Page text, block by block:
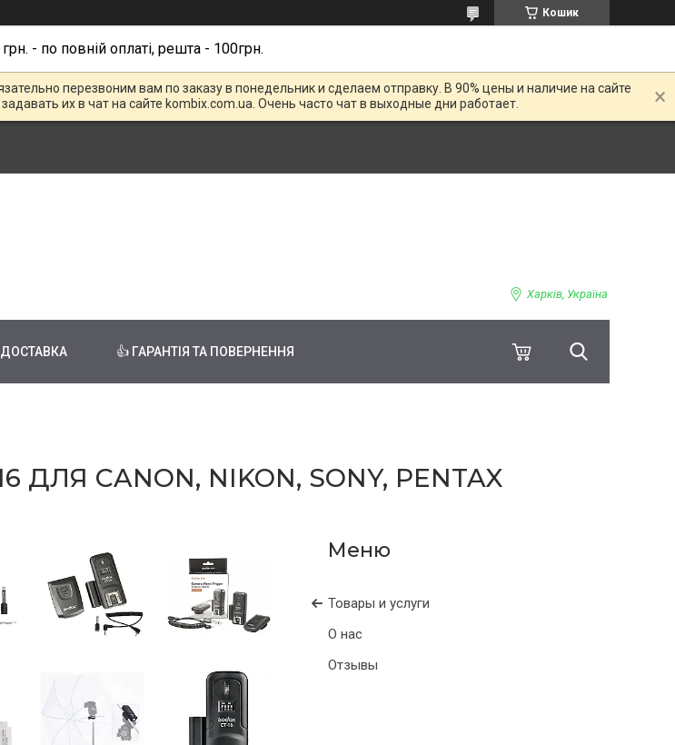
Кошик
- по повній оплаті, решта - 100грн.
перезвоним вам по заказу в понедельник и сделаем отправку. В 90% цены и наличие на сайте
их в чат на сайте kombix.com.ua. Очень часто чат в выходные дни работает.
Харків, Україна
ДОСТАВКА 👍 ГАРАНТІЯ ТА ПОВЕРНЕННЯ
CANON, NIKON, SONY, PENTAX
Товары и услуги
О нас
Отзывы